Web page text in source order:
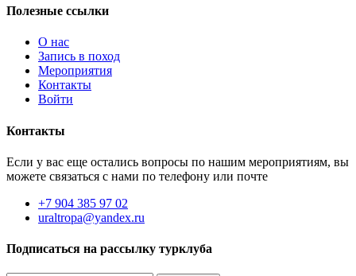
Полезные ссылки
О нас
Запись в поход
Мероприятия
Контакты
Войти
Контакты
Если у вас еще остались вопросы по нашим мероприятиям, вы
можете связаться с нами по телефону или почте
+7 904 385 97 02
uraltropa@yandex.ru
Подписаться на рассылку турклуба